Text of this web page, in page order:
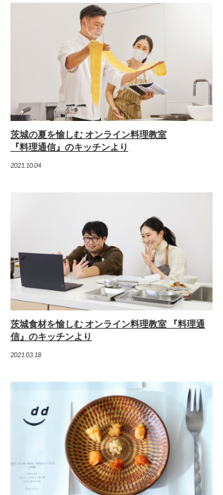
茨城の夏を愉しむ オンライン料理教室
『料理通信』のキッチンより
2021.10.04
茨城食材を愉しむ オンライン料理教室 『料理通
信』のキッチンより
2021.03.18